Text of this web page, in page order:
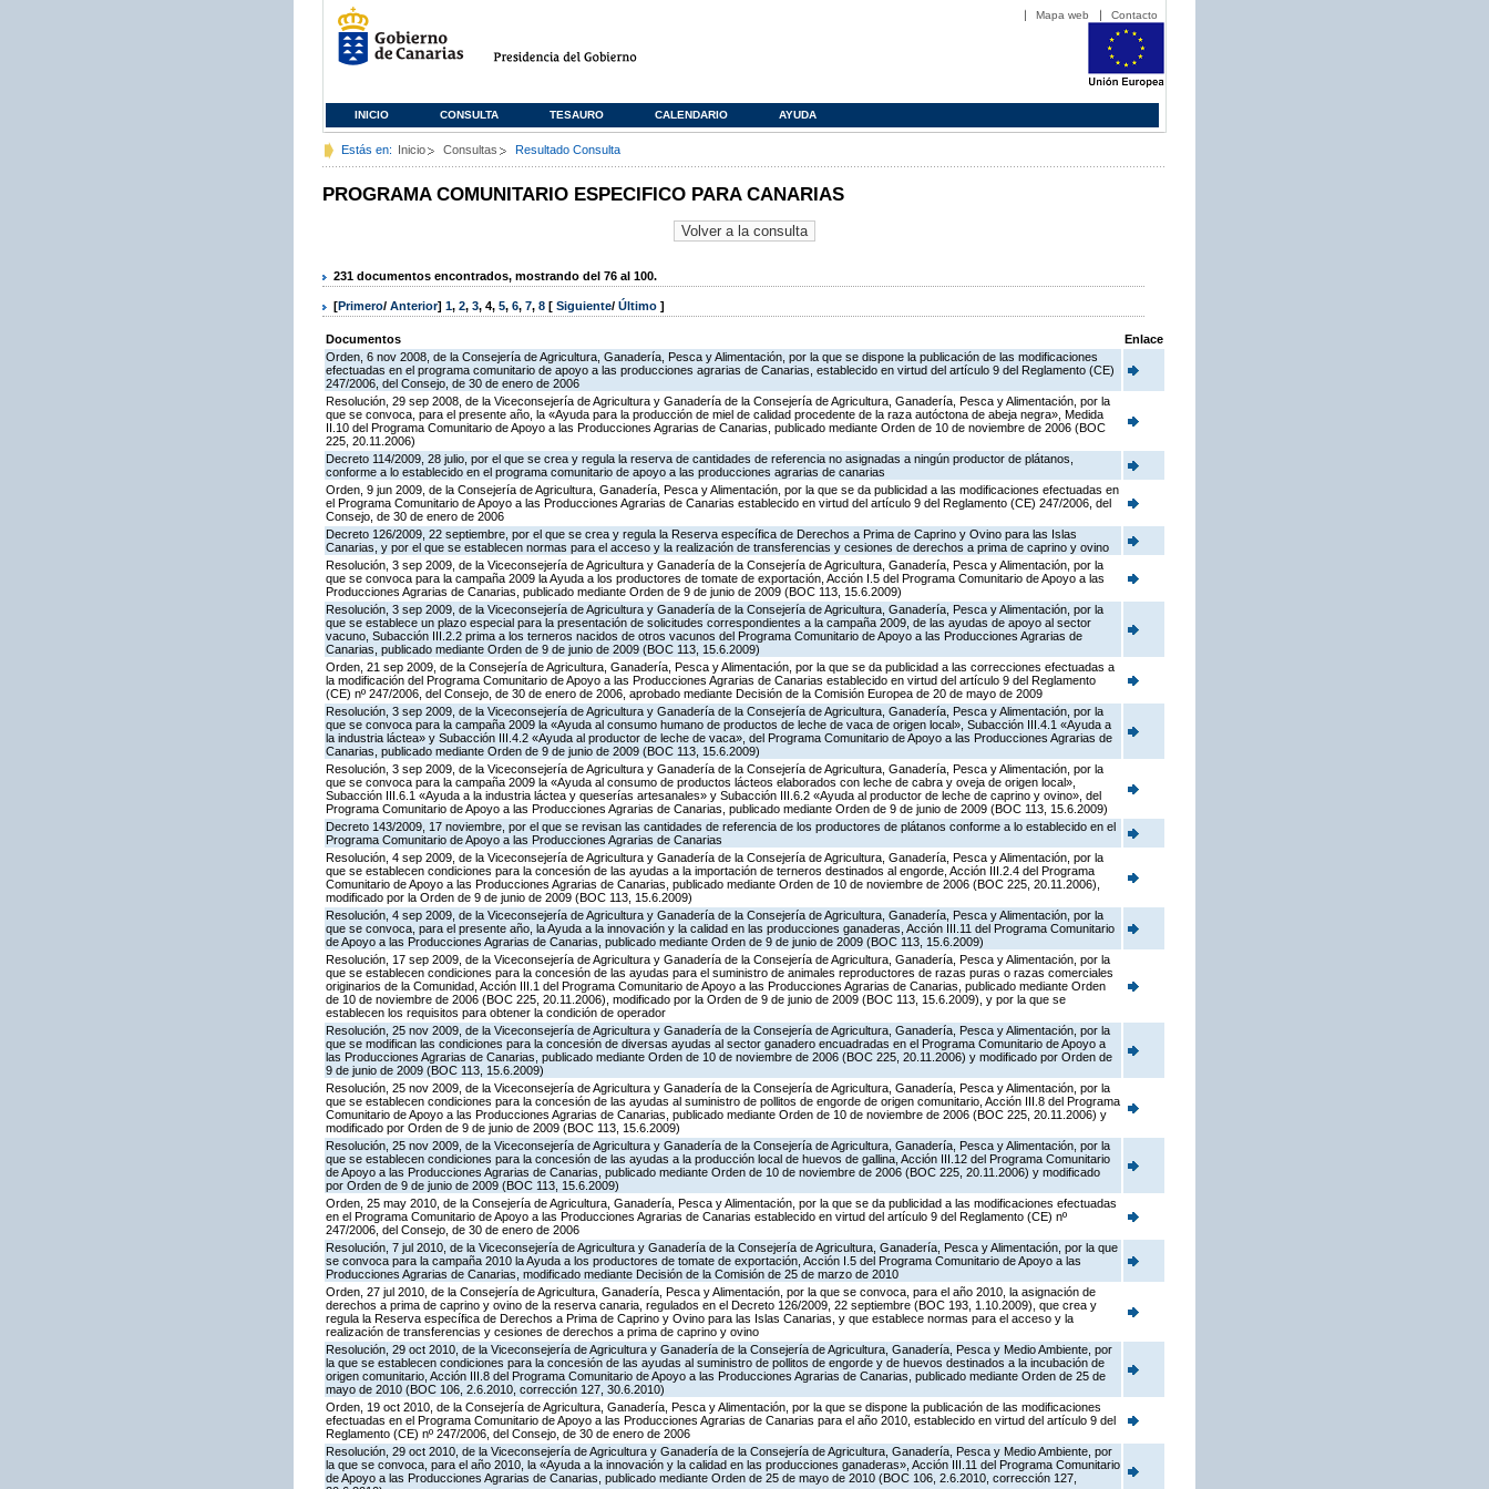
Mapa web Contacto
INICIO CONSULTA TESAURO CALENDARIO AYUDA
Estás en: Inicio Consultas Resultado Consulta
PROGRAMA COMUNITARIO ESPECIFICO PARA CANARIAS
231 documentos encontrados, mostrando del 76 al 100.
[Primero/ Anterior] 1, 2, 3, 4, 5, 6, 7, 8 [ Siguiente/ Último ]
Documentos
Enlace
Orden, 6 nov 2008, de la Consejería de Agricultura, Ganadería, Pesca y Alimentación, por la que se dispone la publicación de las modificaciones
efectuadas en el programa comunitario de apoyo a las producciones agrarias de Canarias, establecido en virtud del artículo 9 del Reglamento (CE)
247/2006, del Consejo, de 30 de enero de 2006
Resolución, 29 sep 2008, de la Viceconsejería de Agricultura y Ganadería de la Consejería de Agricultura, Ganadería, Pesca y Alimentación, por la
que se convoca, para el presente año, la «Ayuda para la producción de miel de calidad procedente de la raza autóctona de abeja negra», Medida
II.10 del Programa Comunitario de Apoyo a las Producciones Agrarias de Canarias, publicado mediante Orden de 10 de noviembre de 2006 (BOC
225, 20.11.2006)
Decreto 114/2009, 28 julio, por el que se crea y regula la reserva de cantidades de referencia no asignadas a ningún productor de plátanos,
conforme a lo establecido en el programa comunitario de apoyo a las producciones agrarias de canarias
Orden, 9 jun 2009, de la Consejería de Agricultura, Ganadería, Pesca y Alimentación, por la que se da publicidad a las modificaciones efectuadas en
el Programa Comunitario de Apoyo a las Producciones Agrarias de Canarias establecido en virtud del artículo 9 del Reglamento (CE) 247/2006, del
Consejo, de 30 de enero de 2006
Decreto 126/2009, 22 septiembre, por el que se crea y regula la Reserva específica de Derechos a Prima de Caprino y Ovino para las Islas
Canarias, y por el que se establecen normas para el acceso y la realización de transferencias y cesiones de derechos a prima de caprino y ovino
Resolución, 3 sep 2009, de la Viceconsejería de Agricultura y Ganadería de la Consejería de Agricultura, Ganadería, Pesca y Alimentación, por la
que se convoca para la campaña 2009 la Ayuda a los productores de tomate de exportación, Acción I.5 del Programa Comunitario de Apoyo a las
Producciones Agrarias de Canarias, publicado mediante Orden de 9 de junio de 2009 (BOC 113, 15.6.2009)
Resolución, 3 sep 2009, de la Viceconsejería de Agricultura y Ganadería de la Consejería de Agricultura, Ganadería, Pesca y Alimentación, por la
que se establece un plazo especial para la presentación de solicitudes correspondientes a la campaña 2009, de las ayudas de apoyo al sector
vacuno, Subacción III.2.2 prima a los terneros nacidos de otros vacunos del Programa Comunitario de Apoyo a las Producciones Agrarias de
Canarias, publicado mediante Orden de 9 de junio de 2009 (BOC 113, 15.6.2009)
Orden, 21 sep 2009, de la Consejería de Agricultura, Ganadería, Pesca y Alimentación, por la que se da publicidad a las correcciones efectuadas a
la modificación del Programa Comunitario de Apoyo a las Producciones Agrarias de Canarias establecido en virtud del artículo 9 del Reglamento
(CE) nº 247/2006, del Consejo, de 30 de enero de 2006, aprobado mediante Decisión de la Comisión Europea de 20 de mayo de 2009
Resolución, 3 sep 2009, de la Viceconsejería de Agricultura y Ganadería de la Consejería de Agricultura, Ganadería, Pesca y Alimentación, por la
que se convoca para la campaña 2009 la «Ayuda al consumo humano de productos de leche de vaca de origen local», Subacción III.4.1 «Ayuda a
la industria láctea» y Subacción III.4.2 «Ayuda al productor de leche de vaca», del Programa Comunitario de Apoyo a las Producciones Agrarias de
Canarias, publicado mediante Orden de 9 de junio de 2009 (BOC 113, 15.6.2009)
Resolución, 3 sep 2009, de la Viceconsejería de Agricultura y Ganadería de la Consejería de Agricultura, Ganadería, Pesca y Alimentación, por la
que se convoca para la campaña 2009 la «Ayuda al consumo de productos lácteos elaborados con leche de cabra y oveja de origen local»,
Subacción III.6.1 «Ayuda a la industria láctea y queserías artesanales» y Subacción III.6.2 «Ayuda al productor de leche de caprino y ovino», del
Programa Comunitario de Apoyo a las Producciones Agrarias de Canarias, publicado mediante Orden de 9 de junio de 2009 (BOC 113, 15.6.2009)
Decreto 143/2009, 17 noviembre, por el que se revisan las cantidades de referencia de los productores de plátanos conforme a lo establecido en el
Programa Comunitario de Apoyo a las Producciones Agrarias de Canarias
Resolución, 4 sep 2009, de la Viceconsejería de Agricultura y Ganadería de la Consejería de Agricultura, Ganadería, Pesca y Alimentación, por la
que se establecen condiciones para la concesión de las ayudas a la importación de terneros destinados al engorde, Acción III.2.4 del Programa
Comunitario de Apoyo a las Producciones Agrarias de Canarias, publicado mediante Orden de 10 de noviembre de 2006 (BOC 225, 20.11.2006),
modificado por la Orden de 9 de junio de 2009 (BOC 113, 15.6.2009)
Resolución, 4 sep 2009, de la Viceconsejería de Agricultura y Ganadería de la Consejería de Agricultura, Ganadería, Pesca y Alimentación, por la
que se convoca, para el presente año, la Ayuda a la innovación y la calidad en las producciones ganaderas, Acción III.11 del Programa Comunitario
de Apoyo a las Producciones Agrarias de Canarias, publicado mediante Orden de 9 de junio de 2009 (BOC 113, 15.6.2009)
Resolución, 17 sep 2009, de la Viceconsejería de Agricultura y Ganadería de la Consejería de Agricultura, Ganadería, Pesca y Alimentación, por la
que se establecen condiciones para la concesión de las ayudas para el suministro de animales reproductores de razas puras o razas comerciales
originarios de la Comunidad, Acción III.1 del Programa Comunitario de Apoyo a las Producciones Agrarias de Canarias, publicado mediante Orden
de 10 de noviembre de 2006 (BOC 225, 20.11.2006), modificado por la Orden de 9 de junio de 2009 (BOC 113, 15.6.2009), y por la que se
establecen los requisitos para obtener la condición de operador
Resolución, 25 nov 2009, de la Viceconsejería de Agricultura y Ganadería de la Consejería de Agricultura, Ganadería, Pesca y Alimentación, por la
que se modifican las condiciones para la concesión de diversas ayudas al sector ganadero encuadradas en el Programa Comunitario de Apoyo a
las Producciones Agrarias de Canarias, publicado mediante Orden de 10 de noviembre de 2006 (BOC 225, 20.11.2006) y modificado por Orden de
9 de junio de 2009 (BOC 113, 15.6.2009)
Resolución, 25 nov 2009, de la Viceconsejería de Agricultura y Ganadería de la Consejería de Agricultura, Ganadería, Pesca y Alimentación, por la
que se establecen condiciones para la concesión de las ayudas al suministro de pollitos de engorde de origen comunitario, Acción III.8 del Programa
Comunitario de Apoyo a las Producciones Agrarias de Canarias, publicado mediante Orden de 10 de noviembre de 2006 (BOC 225, 20.11.2006) y
modificado por Orden de 9 de junio de 2009 (BOC 113, 15.6.2009)
Resolución, 25 nov 2009, de la Viceconsejería de Agricultura y Ganadería de la Consejería de Agricultura, Ganadería, Pesca y Alimentación, por la
que se establecen condiciones para la concesión de las ayudas a la producción local de huevos de gallina, Acción III.12 del Programa Comunitario
de Apoyo a las Producciones Agrarias de Canarias, publicado mediante Orden de 10 de noviembre de 2006 (BOC 225, 20.11.2006) y modificado
por Orden de 9 de junio de 2009 (BOC 113, 15.6.2009)
Orden, 25 may 2010, de la Consejería de Agricultura, Ganadería, Pesca y Alimentación, por la que se da publicidad a las modificaciones efectuadas
en el Programa Comunitario de Apoyo a las Producciones Agrarias de Canarias establecido en virtud del artículo 9 del Reglamento (CE) nº
247/2006, del Consejo, de 30 de enero de 2006
Resolución, 7 jul 2010, de la Viceconsejería de Agricultura y Ganadería de la Consejería de Agricultura, Ganadería, Pesca y Alimentación, por la que
se convoca para la campaña 2010 la Ayuda a los productores de tomate de exportación, Acción I.5 del Programa Comunitario de Apoyo a las
Producciones Agrarias de Canarias, modificado mediante Decisión de la Comisión de 25 de marzo de 2010
Orden, 27 jul 2010, de la Consejería de Agricultura, Ganadería, Pesca y Alimentación, por la que se convoca, para el año 2010, la asignación de
derechos a prima de caprino y ovino de la reserva canaria, regulados en el Decreto 126/2009, 22 septiembre (BOC 193, 1.10.2009), que crea y
regula la Reserva específica de Derechos a Prima de Caprino y Ovino para las Islas Canarias, y que establece normas para el acceso y la
realización de transferencias y cesiones de derechos a prima de caprino y ovino
Resolución, 29 oct 2010, de la Viceconsejería de Agricultura y Ganadería de la Consejería de Agricultura, Ganadería, Pesca y Medio Ambiente, por
la que se establecen condiciones para la concesión de las ayudas al suministro de pollitos de engorde y de huevos destinados a la incubación de
origen comunitario, Acción III.8 del Programa Comunitario de Apoyo a las Producciones Agrarias de Canarias, publicado mediante Orden de 25 de
mayo de 2010 (BOC 106, 2.6.2010, corrección 127, 30.6.2010)
Orden, 19 oct 2010, de la Consejería de Agricultura, Ganadería, Pesca y Alimentación, por la que se dispone la publicación de las modificaciones
efectuadas en el Programa Comunitario de Apoyo a las Producciones Agrarias de Canarias para el año 2010, establecido en virtud del artículo 9 del
Reglamento (CE) nº 247/2006, del Consejo, de 30 de enero de 2006
Resolución, 29 oct 2010, de la Viceconsejería de Agricultura y Ganadería de la Consejería de Agricultura, Ganadería, Pesca y Medio Ambiente, por
la que se convoca, para el año 2010, la «Ayuda a la innovación y la calidad en las producciones ganaderas», Acción III.11 del Programa Comunitario
de Apoyo a las Producciones Agrarias de Canarias, publicado mediante Orden de 25 de mayo de 2010 (BOC 106, 2.6.2010, corrección 127,